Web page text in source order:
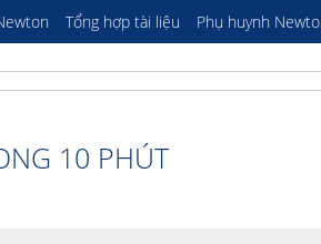
Tổng hợp tài liệu Phụ huynh
10 PHÚT